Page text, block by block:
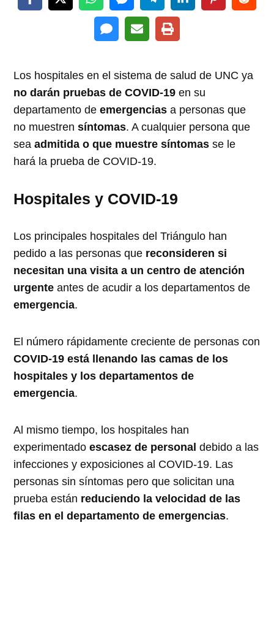
Los hospitales en el sistema de salud de UNC ya
no darán pruebas de COVID-19 en su
departamento deemergencias a personas que
no muestrensíntomas. A cualquier persona que
seaadmitida o que muestre síntomasse le
hará la prueba de COVID-19.
Hospitales y COVID-19
Los principales hospitales del Triángulo han
pedido a las personas que reconsideren si
necesitan una visita a un centro de atención
urgente antes de acudir a los departamentos de
emergencia.
El número rápidamente creciente de personas con
COVID-19 está llenando las camas de los
hospitales y los departamentos de
emergencia.
Al mismo tiempo, los hospitales han
experimentadoescasez de personaldebido a las
infecciones y exposiciones al COVID-19. Las
personas sin síntomas pero que solicitan una
prueba están reduciendo la velocidad de las
filas en el departamento de emergencias.